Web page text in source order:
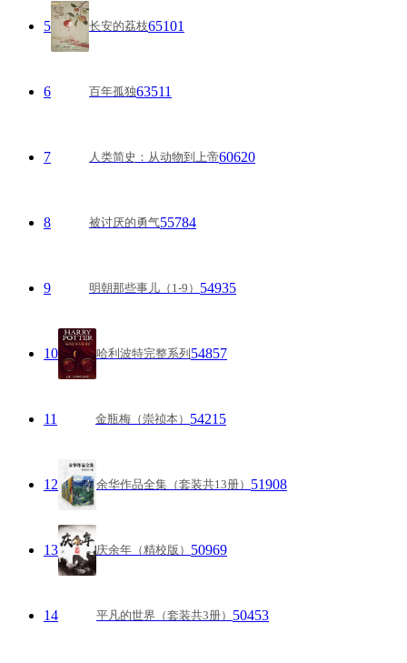
5 长安的荔枝65101
6 百年孤独63511
7 人类简史：从动物到上帝60620
8 被讨厌的勇气55784
9 明朝那些事儿（1-9） 54935
10 哈利波特完整系列 54857
11 金瓶梅（崇祯本） 54215
12 余华作品全集（套装共13册） 51908
13 庆余年（精校版） 50969
14 平凡的世界（套装共3册） 50453